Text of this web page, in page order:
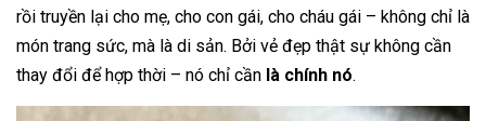
rồi truyền lại cho mẹ, cho con gái, cho cháu gái – không chỉ là
món trang sức, mà là di sản. Bởi vẻ đẹp thật sự không cần
thay đổi để hợp thời – nó chỉ cần là chính nó.